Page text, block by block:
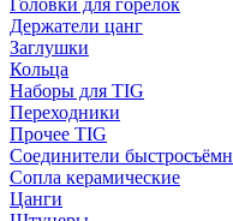
Головки для горелок
Держатели цанг
Заглушки
Кольца
Наборы для TIG
Переходники
Прочее TIG
Соединители
Сопла керамические
Цанги